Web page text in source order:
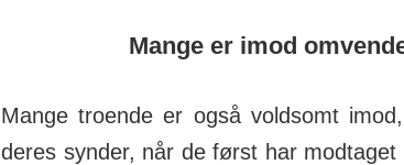
Mange er imod
Mange troende er også voldsomt
deres synder, når de først har